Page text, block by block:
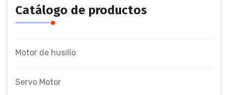
Catálogo de productos
Motor de husillo
Servo Motor